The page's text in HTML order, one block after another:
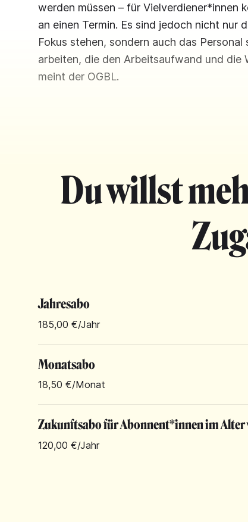
werden müssen – für Vielverdiener*innen
an einen Termin. Es sind jedoch nicht nur
Fokus stehen, sondern auch das
arbeiten, die den Arbeitsaufwand und
meint der OGBL.
Du willst
Jahresabo
185,00 €/Jahr
Monatsabo
18,50 €/Monat
Zukunftsabo für Abonnent*innen im Alter
120,00 €/Jahr